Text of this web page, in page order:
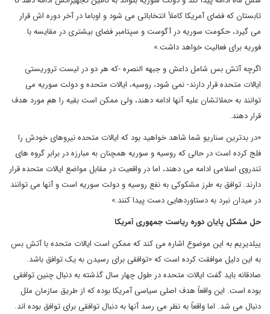
تابستان که فضای آمریکا کاملاً انتخاباتی می شود و اوباما در آخر دوره اش قرار
می گیرد، حکومت سوریه در آگوست و سپتامبر فضای بیشتری در مقایسه با
فوریه برای فعالیت خواهد داشت.»
اگرچه آتش بس شامل داعش و جبهه النصره -که هر دو در لیست تروریستی
ایالات متحده قرار دارند- نمی شود، روسیه، ایالات متحده و دولت سوریه می
توانند به حملاتشان علیه آنها ادامه دهند، ولی ممکن است بقیه را هم مورد هدف
قرار دهند.
«در بدترین سناریو شما شاهد خواهید بود که ایالات متحده نیروهای خودش را
فلج کرده است در حالی که روسیه و سوریه همچنان به مبارزه در برابر گروه های
تندروی اسلامی ادامه می دهند، اما در واقعیت در مقابل مواضع ایالات متحده قرار
دارند. توافق به طرز مشکوکی به نفع روسیه و دولت سوریه است و آنها می توانند
در میدان نبرد به دستاوردهایی دست پیدا کنند.»
حل مشکل پایان دوره ریاست جمهوری آمریکا
ییلدیریم به این موضوع اشاره می کند که ممکن است ایالات متحده با آتش بس
به این دلیل موافقت کرده است که «توافقی برای رسیدن به یک توافق باشد.
صادقانه باید گفت ایالات متحده در طول چهار سال گذشته به دنبال چنین توافقی
بوده است. این واقعاً هدف اصلی سیاسی آمریکا بوده که از طریق سازمان ملل
دنبال می شد. اما واقعاً به نظر می رسد آنها به دنبال توافقی برای توافق بوده اند.